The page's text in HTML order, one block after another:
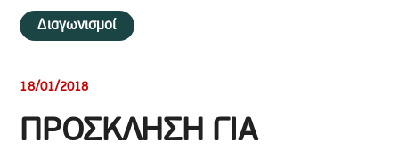
Διαγωνισμοί
18/01/2018
ΠΡΟΣΚΛΗΣΗ ΓΙΑ